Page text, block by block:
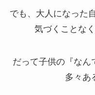
でも、大人になった
気づくことな
だって子供の『なん
多々あ